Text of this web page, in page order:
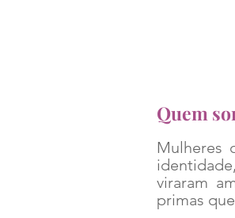
Quem
Mulheres
viraram
primas